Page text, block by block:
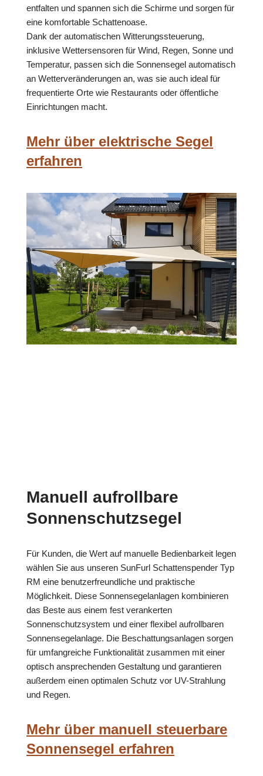
entfalten und spannen sich die Schirme und sorgen für
eine komfortable Schattenoase.
Dank der automatischen Witterungssteuerung,
inklusive Wettersensoren für Wind, Regen, Sonne und
Temperatur, passen sich die Sonnensegel automatisch
an Wetterveränderungen an, was sie auch ideal für
frequentierte Orte wie Restaurants oder öffentliche
Einrichtungen macht.
Mehr über elektrische Segel
erfahren
Manuell aufrollbare
Sonnenschutzsegel
Für Kunden, die Wert auf manuelle Bedienbarkeit legen
wählen Sie aus unseren SunFurl Schattenspender Typ
RM eine benutzerfreundliche und praktische
Möglichkeit. Diese Sonnensegelanlagen kombinieren
das Beste aus einem fest verankerten
Sonnenschutzsystem und einer flexibel aufrollbaren
Sonnensegelanlage. Die Beschattungsanlagen sorgen
für umfangreiche Funktionalität zusammen mit einer
optisch ansprechenden Gestaltung und garantieren
außerdem einen optimalen Schutz vor UV-Strahlung
und Regen.
Mehr über manuell steuerbare
Sonnensegel erfahren